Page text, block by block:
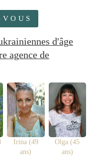
d'âge
agence de
Irina (49
ans)
Olga (45
ans)